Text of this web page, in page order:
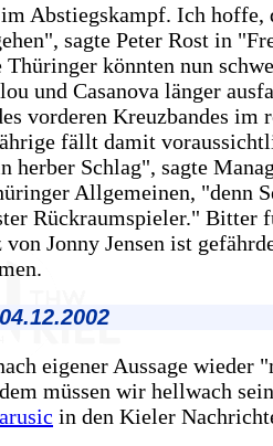
Abstiegskampf. Ich hoffe,
sagte Peter Rost in
könnten nun
und Casanova länger
vorderen Kreuzbandes im
fällt damit
herber Schlag", sagte
Allgemeinen, "denn
Rückraumspieler." Bitter
Jonny Jensen ist
eigener Aussage wieder
müssen wir hellwach
in den Kieler